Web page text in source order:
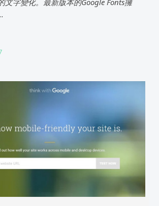
文字變化。最新版本的Google Fonts擁